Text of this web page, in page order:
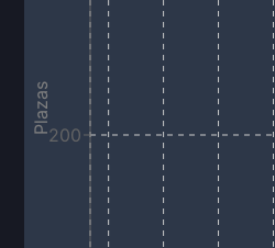
200
Plazas